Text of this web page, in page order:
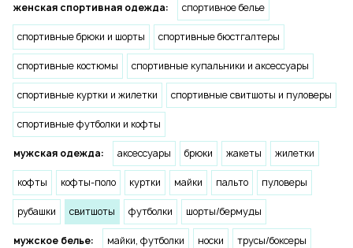
женская спортивная одежда: спортивное белье
спортивные брюки и шорты спортивные бюстгалтеры
спортивные костюмы спортивные купальники и аксессуары
спортивные куртки и жилетки спортивные свитшоты и пуловеры
спортивные футболки и кофты
мужская одежда: аксессуары брюки жакеты жилетки
кофты кофты-поло куртки майки пальто пуловеры
рубашки свитшоты футболки шорты/бермуды
мужское белье: майки, футболки носки трусы/боксеры